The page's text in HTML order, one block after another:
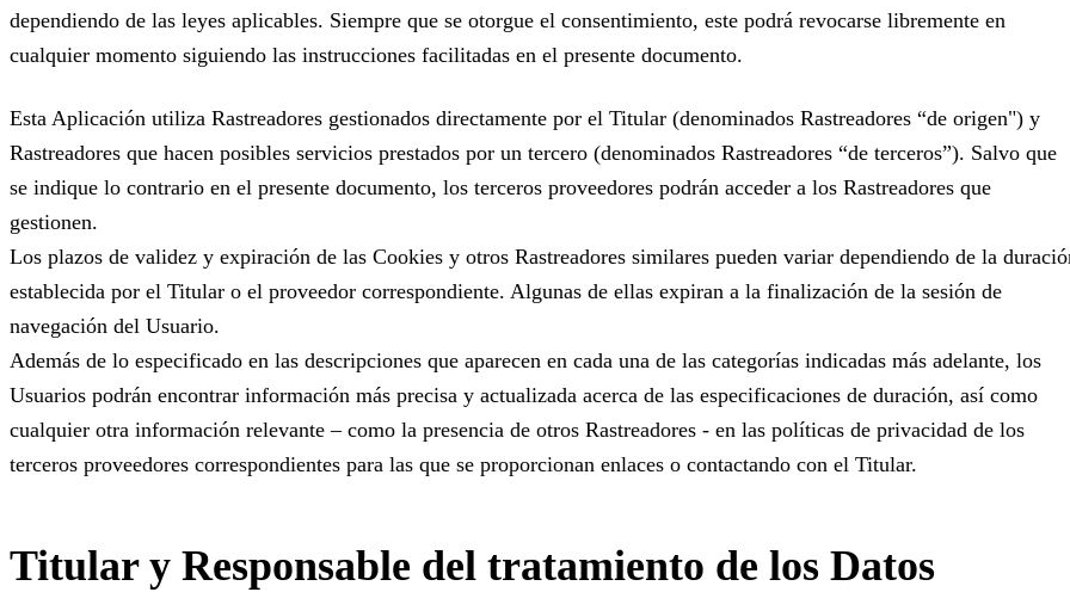
dependiendo de las leyes aplicables. Siempre que se otorgue el consentimiento, este podrá revocarse libremente en
cualquier momento siguiendo las instrucciones facilitadas en el presente documento.
Esta Aplicación utiliza Rastreadores gestionados directamente por el Titular (denominados Rastreadores “de origen") y
Rastreadores que hacen posibles servicios prestados por un tercero (denominados Rastreadores “de terceros”). Salvo que
se indique lo contrario en el presente documento, los terceros proveedores podrán acceder a los Rastreadores que
gestionen.
Los plazos de validez y expiración de las Cookies y otros Rastreadores similares pueden variar dependiendo de la
establecida por el Titular o el proveedor correspondiente. Algunas de ellas expiran a la finalización de la sesión de
navegación del Usuario.
Además de lo especificado en las descripciones que aparecen en cada una de las categorías indicadas más adelante, los
Usuarios podrán encontrar información más precisa y actualizada acerca de las especificaciones de duración, así como
cualquier otra información relevante – como la presencia de otros Rastreadores - en las políticas de privacidad de los
terceros proveedores correspondientes para las que se proporcionan enlaces o contactando con el Titular.
Titular y Responsable del tratamiento de los Datos